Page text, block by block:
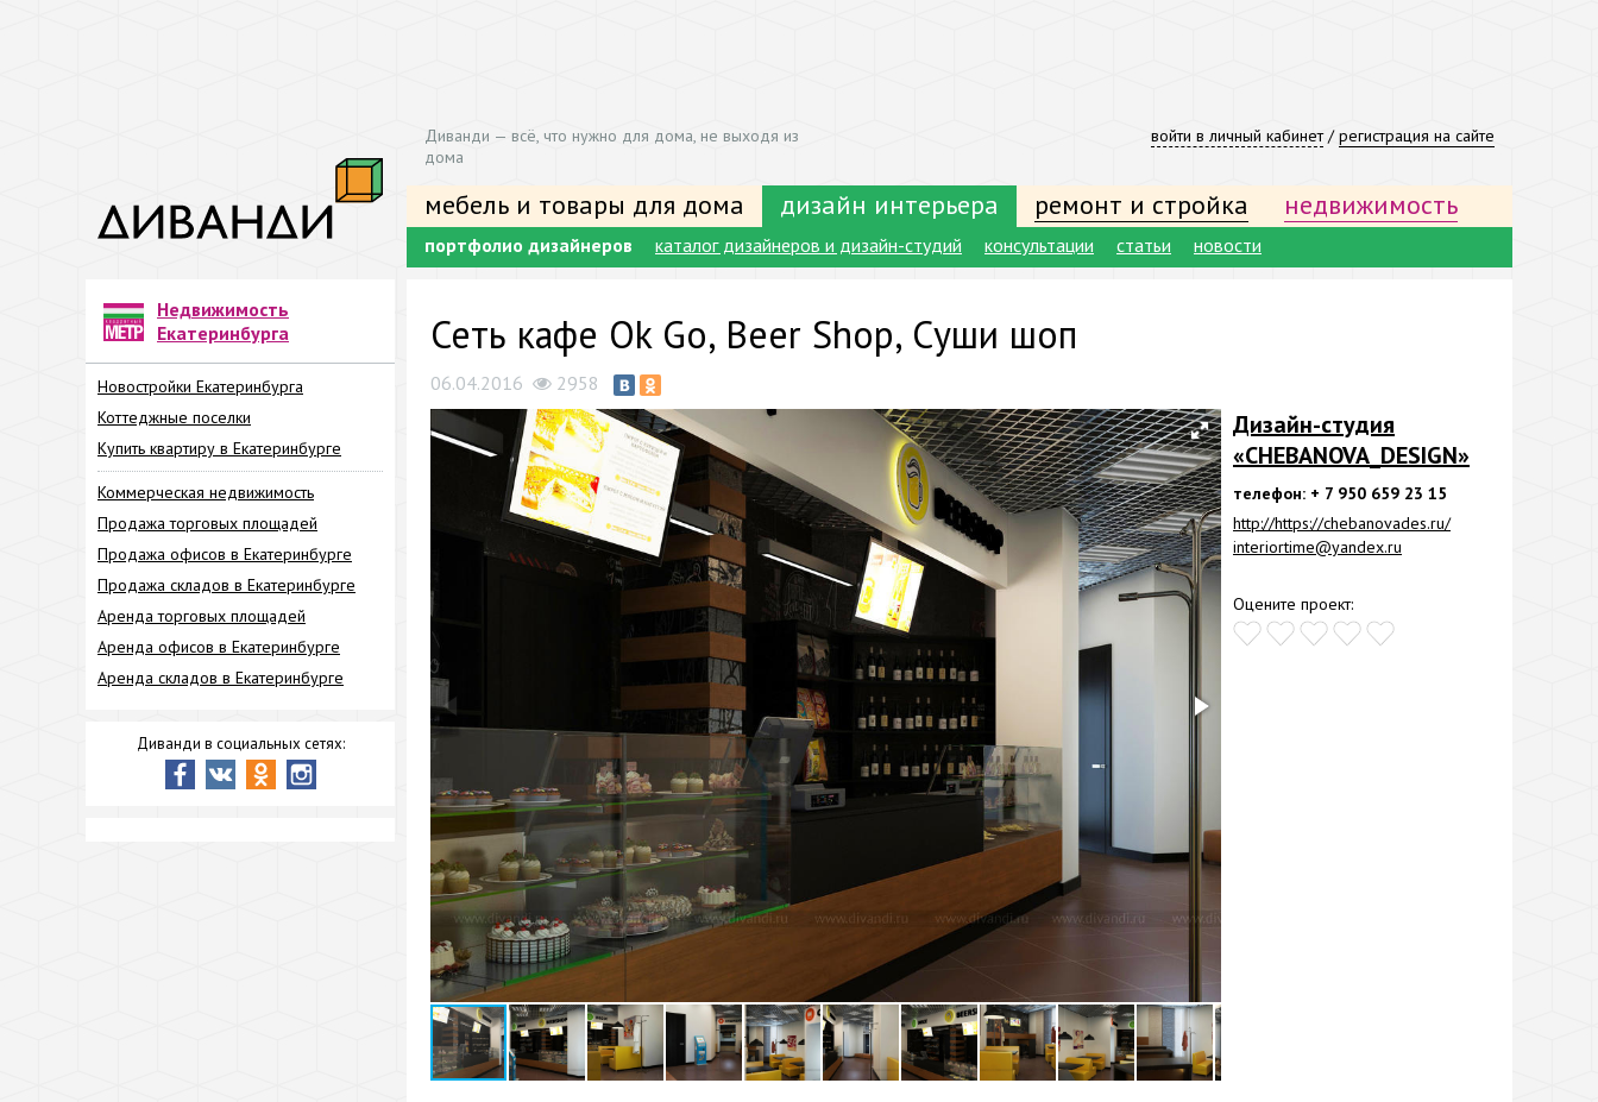
войти в личный кабинет/регистрация на сайте
Диванди — всё, что нужно для дома, не выходя из
дома
мебель и товары для дома дизайн интерьера ремонт и стройка недвижимость
портфолио дизайнеров каталог дизайнеров и дизайн-студий консультации статьи новости
Недвижимость
Екатеринбурга
Новостройки Екатеринбурга
Коттеджные поселки
Купить квартиру в Екатеринбурге
Коммерческая недвижимость
Продажа торговых площадей
Продажа офисов в Екатеринбурге
Продажа складов в Екатеринбурге
Аренда торговых площадей
Аренда офисов в Екатеринбурге
Аренда складов в Екатеринбурге
Диванди в социальных сетях:
Сеть кафе Ok Go, Beer Shop, Суши шоп
06.04.2016 2958
Дизайн-студия
«CHEBANOVA_DESIGN»
телефон: + 7 950 659 23 15
http://https://chebanovades.ru/
interiortime@yandex.ru
Оцените проект: